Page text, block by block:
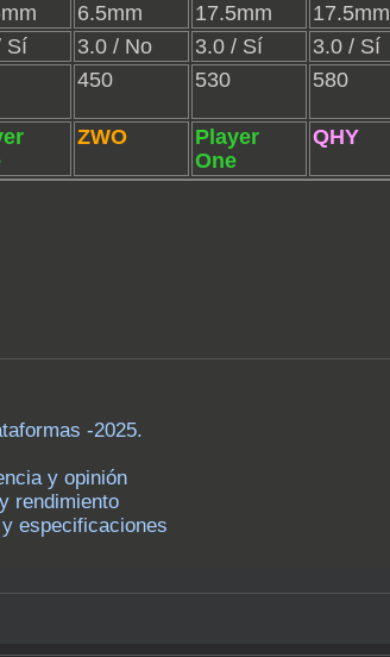
6.5mm 17.5mm 17.5mm
Sí 3.0 / No 3.0 / Sí 3.0 / Sí
450 530 580
ZWO
Player
One
QHY
-2025.
y opinión
rendimiento
especificaciones